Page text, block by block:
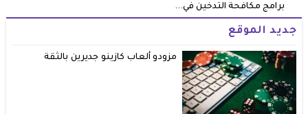
برامج مكافحة التدخين في...
جديد الموقع
مزودو ألعاب كازينو جديرين بالثقة